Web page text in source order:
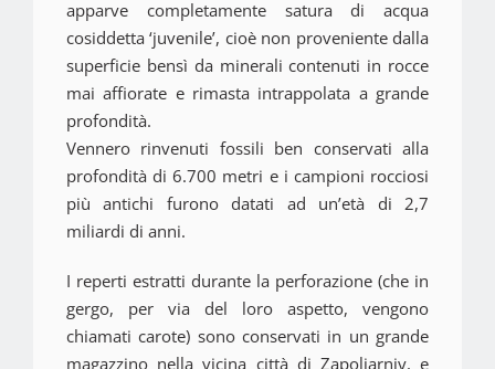
apparve completamente satura di acqua
cosiddetta ‘juvenile’, cioè non proveniente dalla
superficie bensì da minerali contenuti in rocce
mai affiorate e rimasta intrappolata a grande
profondità.
Vennero rinvenuti fossili ben conservati alla
profondità di 6.700 metri e i campioni rocciosi
più antichi furono datati ad un’età di 2,7
miliardi di anni.
I reperti estratti durante la perforazione (che in
gergo, per via del loro aspetto, vengono
chiamati carote) sono conservati in un grande
magazzino nella vicina città di Zapoljarniy, e